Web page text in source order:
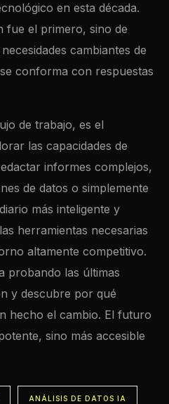
en esta década.
fue el primero, sino de
cambiantes de
conforma con respuestas
de trabajo, es el
las capacidades de
informes complejos,
de datos o simplemente
más inteligente y
herramientas necesarias
altamente competitivo.
probando las últimas
y descubre por qué
hecho el cambio. El futuro
sino más accesible
ANÁLISIS DE DATOS IA